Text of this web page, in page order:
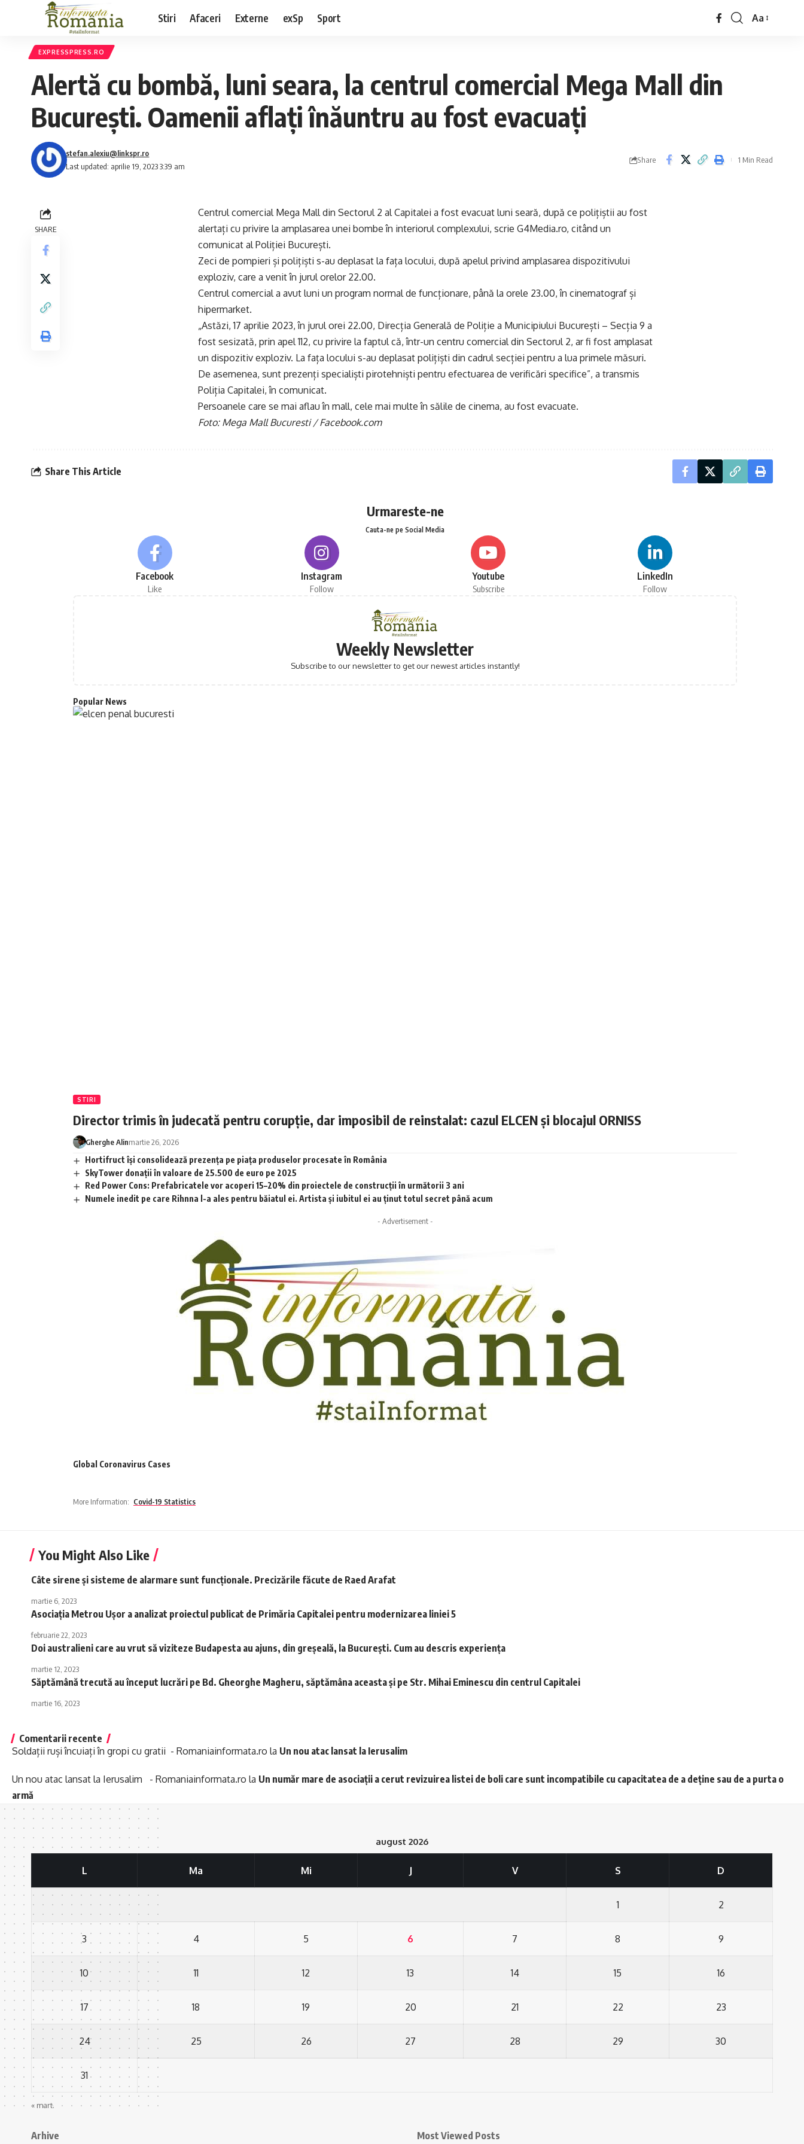
Stiri Afaceri Externe exSp Sport Aa
EXPRESSPRESS.RO
Alertă cu bombă, luni seara, la centrul comercial Mega Mall din
București. Oamenii aflați înăuntru au fost evacuați
Last updated: aprilie 19, 2023 3:39 am
stefan.alexiu@linkspr.ro
Share 1 Min Read
SHARE
Centrul comercial Mega Mall din Sectorul 2 al Capitalei a fost evacuat luni seară, după ce polițiștii au fost
alertați cu privire la amplasarea unei bombe în interiorul complexului, scrie G4Media.ro, citând un
comunicat al Poliției București.
Zeci de pompieri și polițiști s-au deplasat la fața locului, după apelul privind amplasarea dispozitivului
exploziv, care a venit în jurul orelor 22.00.
Centrul comercial a avut luni un program normal de funcționare, până la orele 23.00, în cinematograf și
hipermarket.
„Astăzi, 17 aprilie 2023, în jurul orei 22.00, Direcția Generală de Poliție a Municipiului București – Secția 9 a
fost sesizată, prin apel 112, cu privire la faptul că, într-un centru comercial din Sectorul 2, ar fi fost amplasat
un dispozitiv exploziv. La fața locului s-au deplasat polițiști din cadrul secției pentru a lua primele măsuri.
De asemenea, sunt prezenți specialiști pirotehniști pentru efectuarea de verificări specifice”, a transmis
Poliția Capitalei, în comunicat.
Persoanele care se mai aflau în mall, cele mai multe în sălile de cinema, au fost evacuate.
Foto: Mega Mall Bucuresti / Facebook.com
Share This Article
Urmareste-ne
Cauta-ne pe Social Media
Facebook
Like
Instagram
Follow
Youtube
Subscribe
LinkedIn
Follow
Weekly Newsletter
Subscribe to our newsletter to get our newest articles instantly!
Popular News
STIRI
Director trimis în judecată pentru corupție, dar imposibil de reinstalat: cazul ELCEN și blocajul ORNISS
Gherghe Alinmartie 26, 2026
Hortifruct își consolidează prezența pe piața produselor procesate în România
SkyTower donații în valoare de 25.500 de euro pe 2025
Red Power Cons: Prefabricatele vor acoperi 15–20% din proiectele de construcții în următorii 3 ani
Numele inedit pe care Rihnna l-a ales pentru băiatul ei. Artista și iubitul ei au ținut totul secret până acum
- Advertisement -
Global Coronavirus Cases
More Information: Covid-19 Statistics
You Might Also Like
Câte sirene și sisteme de alarmare sunt funcționale. Precizările făcute de Raed Arafat
martie 6, 2023
Asociația Metrou Ușor a analizat proiectul publicat de Primăria Capitalei pentru modernizarea liniei 5
februarie 22, 2023
Doi australieni care au vrut să viziteze Budapesta au ajuns, din greșeală, la București. Cum au descris experiența
martie 12, 2023
Săptămână trecută au început lucrări pe Bd. Gheorghe Magheru, săptămâna aceasta și pe Str. Mihai Eminescu din centrul Capitalei
martie 16, 2023
Comentarii recente
Soldații ruși încuiați în gropi cu gratii - Romaniainformata.ro la Un nou atac lansat la Ierusalim
Un nou atac lansat la Ierusalim - Romaniainformata.ro la Un număr mare de asociații a cerut revizuirea listei de boli care sunt incompatibile cu capacitatea de a deține sau de a purta o
armă
august 2026
L Ma Mi J V S D
1 2
3 4 5 6 7 8 9
10 11 12 13 14 15 16
17 18 19 20 21 22 23
24 25 26 27 28 29 30
31
« mart.
Arhive Most Viewed Posts